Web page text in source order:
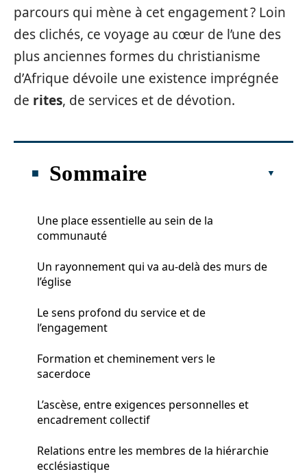
parcours qui mène à cet engagement ? Loin
des clichés, ce voyage au cœur de l’une des
plus anciennes formes du christianisme
d’Afrique dévoile une existence imprégnée
de rites, de services et de dévotion.
Sommaire
Une place essentielle au sein de la
communauté
Un rayonnement qui va au-delà des murs de
l’église
Le sens profond du service et de
l’engagement
Formation et cheminement vers le
sacerdoce
L’ascèse, entre exigences personnelles et
encadrement collectif
Relations entre les membres de la hiérarchie
ecclésiastique